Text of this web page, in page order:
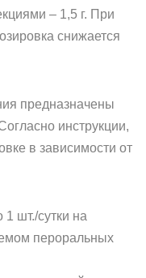
– 1,5 г. При
снижается
предназначены
инструкции,
в зависимости от
шт./сутки на
пероральных